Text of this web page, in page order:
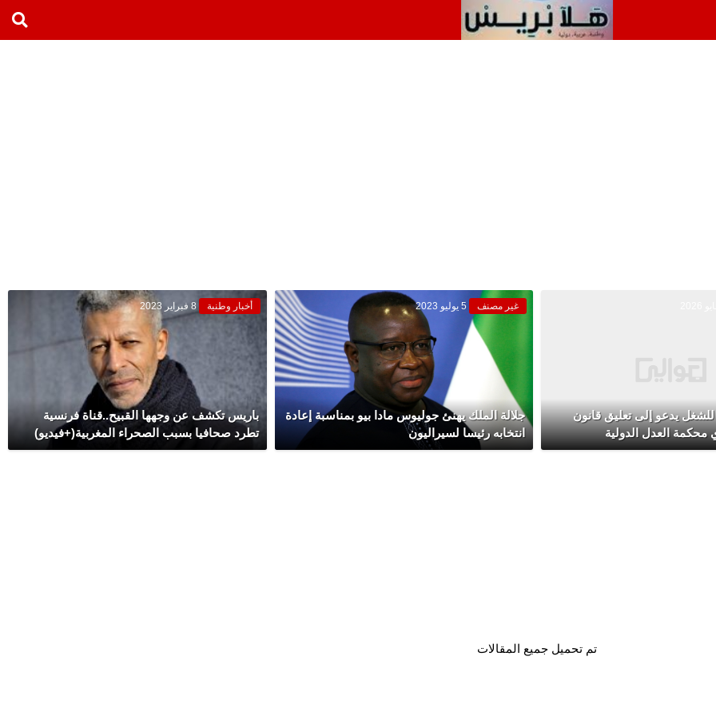
للشغل يدعو إلى تعليق قانون
محكمة العدل الدولية
غير مصنف 5 يوليو 2023
جلالة الملك يهنئ جوليوس مادا بيو بمناسبة إعادة
انتخابه رئيسا لسيراليون
أخبار وطنية 8 فبراير 2023
باريس تكشف عن وجهها القبيح..قناة فرنسية
تطرد صحافيا بسبب الصحراء المغربية(+فيديو)
تم تحميل جميع المقالات